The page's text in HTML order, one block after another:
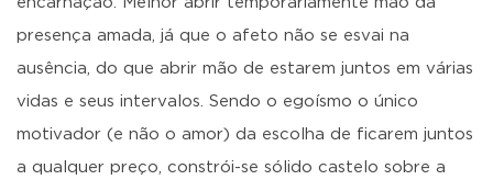
presença amada, já que o afeto não se esvai na
ausência, do que abrir mão de estarem juntos em várias
vidas e seus intervalos. Sendo o egoísmo o único
motivador (e não o amor) da escolha de ficarem juntos
a qualquer preço, constrói-se sólido castelo sobre a